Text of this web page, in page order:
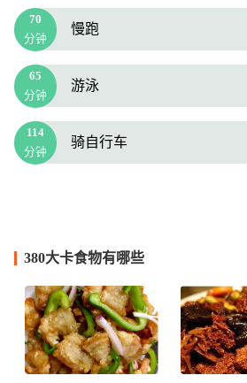
70
分钟
慢跑
65
分钟
游泳
114
分钟
骑自行车
380大卡食物有哪些